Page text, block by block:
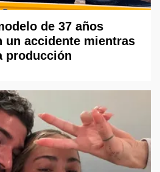
de 37 años
un accidente mientras
producción